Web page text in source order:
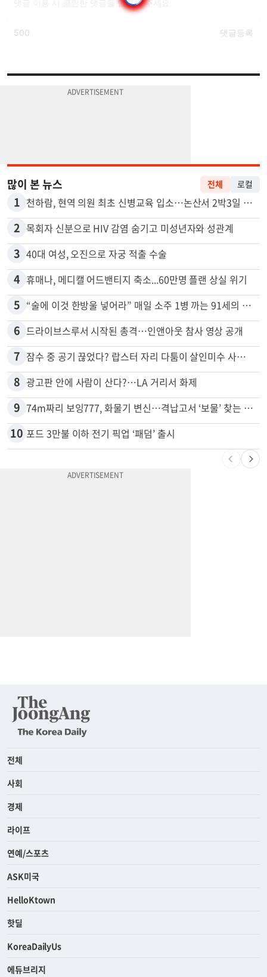
많이 본 뉴스 전체 로컬
1 천하람, 현역 의원 최초 신병교육 입소…논산서 2박3일 생활
2 목회자 신분으로 HIV 감염 숨기고 미성년자와 성관계
3 40대 여성, 오진으로 자궁 적출 수술
4 휴매나, 메디캘 어드밴티지 축소...60만명 플랜 상실 위기
5 “술에 이것 한방울 넣어라” 매일 소주 1병 까는 91세의 철칙
6 드라이브스루서 시작된 총격…인앤아웃 참사 영상 공개
7 잠수 중 공기 끊었다? 랍스터 자리 다툼이 살인미수 사건으로
8 광고판 안에 사람이 산다?…LA 거리서 화제
9 74m짜리 보잉777, 화물기 변신…격납고서 ‘보물’ 찾는 인천공항
10 포드 3만불 이하 전기 픽업 ‘패덤’ 출시
전체
사회
경제
라이프
연예/스포츠
ASK미국
HelloKtown
핫딜
KoreaDailyUs
에듀브리지